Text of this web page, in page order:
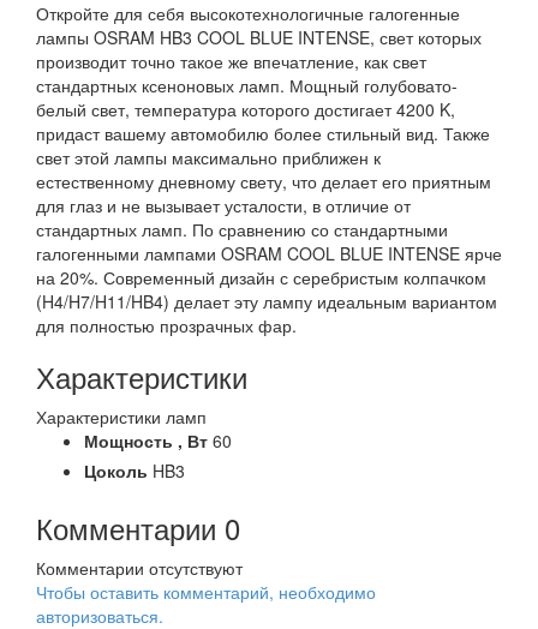
Откройте для себя высокотехнологичные галогенные
лампы OSRAM HB3 COOL BLUE INTENSE, свет которых
производит точно такое же впечатление, как свет
стандартных ксеноновых ламп. Мощный голубовато-
белый свет, температура которого достигает 4200 K,
придаст вашему автомобилю более стильный вид. Также
свет этой лампы максимально приближен к
естественному дневному свету, что делает его приятным
для глаз и не вызывает усталости, в отличие от
стандартных ламп. По сравнению со стандартными
галогенными лампами OSRAM COOL BLUE INTENSE ярче
на 20%. Современный дизайн с серебристым колпачком
(H4/H7/H11/HB4) делает эту лампу идеальным вариантом
для полностью прозрачных фар.
Характеристики
Характеристики ламп
Мощность , Вт 60
Цоколь HB3
Комментарии 0
Комментарии отсутствуют
Чтобы оставить комментарий, необходимо
авторизоваться.